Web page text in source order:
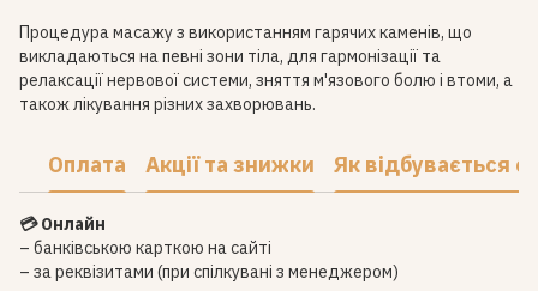
Процедура масажу з використанням гарячих каменів, що
викладаються на певні зони тіла, для гармонізації та
релаксації нервової системи, зняття м'язового болю і втоми, а
також лікування різних захворювань.
Оплата Акції та знижки Як відбувається
💳 Онлайн
– банківською карткою на сайті
– за реквізитами (при спілкувані з менеджером)